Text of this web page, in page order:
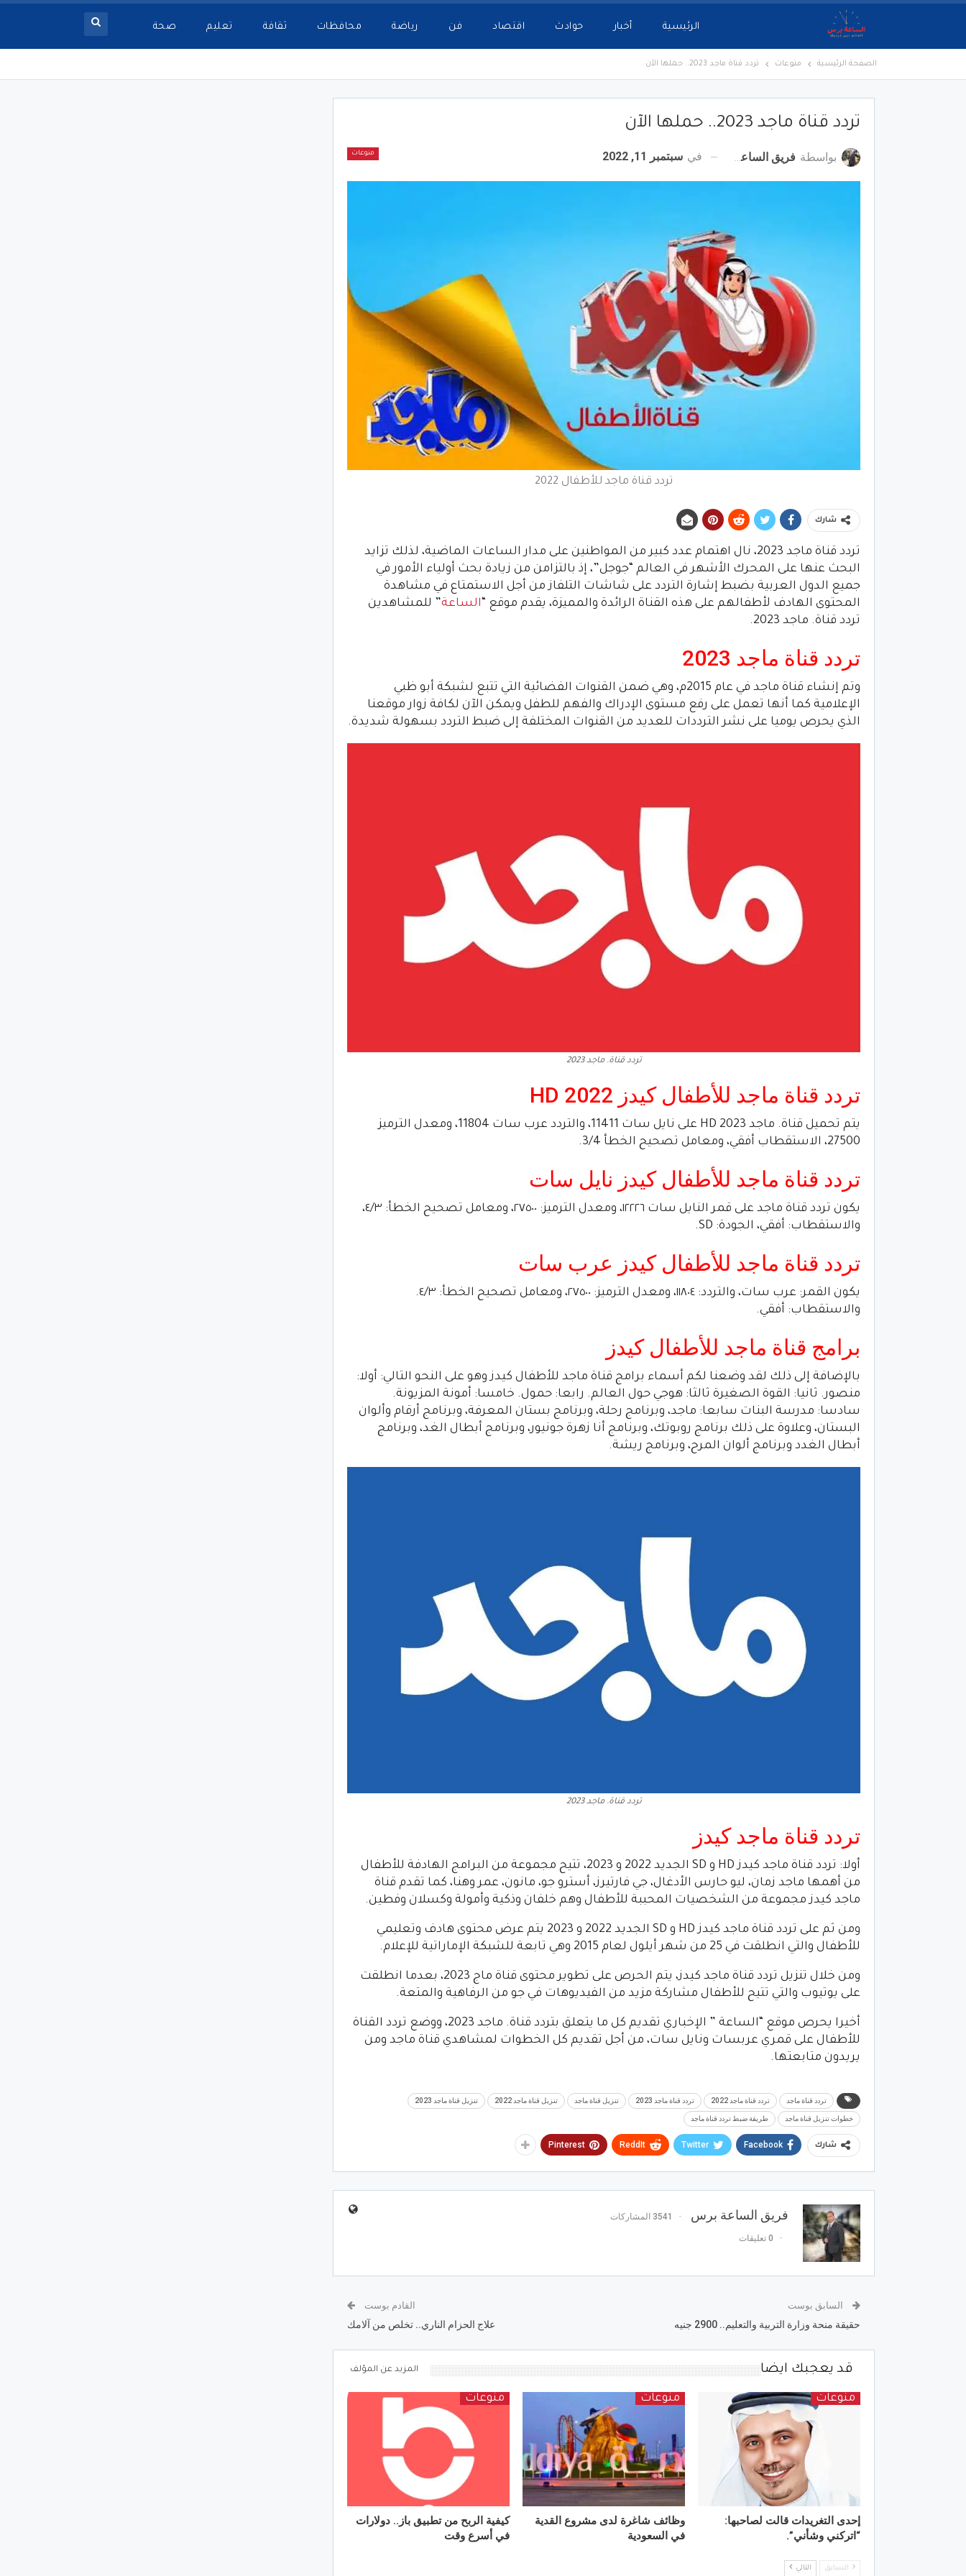
الرئيسية أخبار حوادث اقتصاد فن رياضة محافظات ثقافة تعليم صحة
الصفحة الرئيسية منوعات تردد قناة ماجد 2023.. حملها الآن
تردد قناة ماجد 2023.. حملها الآن
منوعات بواسطة فريق الساعة برس في سبتمبر 11, 2022
تردد قناة ماجد للأطفال 2022
شارك
تردد قناة ماجد 2023، نال اهتمام عدد كبير من المواطنين على مدار الساعات الماضية، لذلك تزايد
البحث عنها على المحرك الأشهر في العالم “جوجل”، إذ بالتزامن من زيادة بحث أولياء الأمور في
جميع الدول العربية بضبط إشارة التردد على شاشات التلفاز من أجل الاستمتاع في مشاهدة
المحتوى الهادف لأطفالهم على هذه القناة الرائدة والمميزة، يقدم موقع “الساعة” للمشاهدين
تردد قناة. ماجد 2023.
تردد قناة ماجد 2023
وتم إنشاء قناة ماجد في عام 2015م، وهي ضمن القنوات الفضائية التي تتبع لشبكة أبو ظبي
الإعلامية كما أنها تعمل على رفع مستوى الإدراك والفهم للطفل ويمكن الآن لكافة زوار موقعنا
الذي يحرص يوميا على نشر الترددات للعديد من القنوات المختلفة إلى ضبط التردد بسهولة شديدة.
تردد قناة. ماجد 2023
تردد قناة ماجد للأطفال كيدز HD 2022
يتم تحميل قناة. ماجد 2023 HD على نايل سات 11411، والتردد عرب سات 11804، ومعدل الترميز
27500، الاستقطاب أفقي، ومعامل تصحيح الخطأ 3/4.
تردد قناة ماجد للأطفال كيدز نايل سات
يكون تردد قناة ماجد على قمر النايل سات ١٢٢٢٦، ومعدل الترميز: ٢٧٥٠٠، ومعامل تصحيح الخطأ: ٤/٣،
والاستقطاب: أفقي، الجودة: SD.
تردد قناة ماجد للأطفال كيدز عرب سات
يكون القمر: عرب سات، والتردد: ١١٨٠٤، ومعدل الترميز: ٢٧٥٠٠، ومعامل تصحيح الخطأ: ٤/٣.
والاستقطاب: أفقي.
برامج قناة ماجد للأطفال كيدز
بالإضافة إلى ذلك لقد وضعنا لكم أسماء برامج قناة ماجد للأطفال كيدز وهو على النحو التالي: أولا:
منصور. ثانيا: القوة الصغيرة ثالثا: هوجي حول العالم. رابعا: حمول. خامسا: أمونة المزيونة.
سادسا: مدرسة البنات سابعا: ماجد، وبرنامج رحلة، وبرنامج بستان المعرفة، وبرنامج أرقام وألوان
البستان، وعلاوة على ذلك برنامج روبوتك، وبرنامج أنا زهرة جونيور، وبرنامج أبطال الغد، وبرنامج
أبطال الغدد وبرنامج ألوان المرح، وبرنامج ريشة.
تردد قناة. ماجد 2023
تردد قناة ماجد كيدز
أولا: تردد قناة ماجد كيدز HD و SD الجديد 2022 و 2023، تتيح مجموعة من البرامج الهادفة للأطفال
من أهمها ماجد زمان، ليو حارس الأدغال، جي فارتيرز، أسترو جو، مانون، عمر وهنا، كما تقدم قناة
ماجد كيدز مجموعة من الشخصيات المحببة للأطفال وهم خلفان وذكية وأمولة وكسلان وفطين.
ومن ثم على تردد قناة ماجد كيدز HD و SD الجديد 2022 و 2023 يتم عرض محتوى هادف وتعليمي
للأطفال والتي انطلقت في 25 من شهر أيلول لعام 2015 وهي تابعة للشبكة الإماراتية للإعلام.
ومن خلال تنزيل تردد قناة ماجد كيدز، يتم الحرص على تطوير محتوى قناة ماج 2023، بعدما انطلقت
على يوتيوب والتي تتيح للأطفال مشاركة مزيد من الفيديوهات في جو من الرفاهية والمتعة.
أخيرا يحرص موقع “الساعة ” الإخباري تقديم كل ما يتعلق بتردد قناة. ماجد 2023، ووضع تردد القناة
للأطفال على قمري عربسات ونايل سات، من أجل تقديم كل الخطوات لمشاهدي قناة ماجد ومن
يريدون متابعتها.
تردد قناة ماجد تردد قناة ماجد 2022 تردد قناة ماجد 2023 تنزيل قناة ماجد تنزيل قناة ماجد 2022 تنزيل قناة ماجد 2023
خطوات تنزيل قناة ماجد طريقة ضبط تردد قناة ماجد
شارك Facebook
Twitter
ReddIt
Pinterest
فريق الساعة برس 3541 المشاركات
0 تعليقات
السابق بوست
حقيقة منحة وزارة التربية والتعليم.. 2900 جنيه
القادم بوست
علاج الحزام الناري.. تخلص من آلامك
قد يعجبك ايضا المزيد عن المؤلف
منوعات
إحدى التغريدات قالت لصاحبها:
“اتركني وشأني”.
منوعات
وظائف شاغرة لدى مشروع القدية
في السعودية
منوعات
كيفية الربح من تطبيق باز.. دولارات
في أسرع وقت
السابق التالي